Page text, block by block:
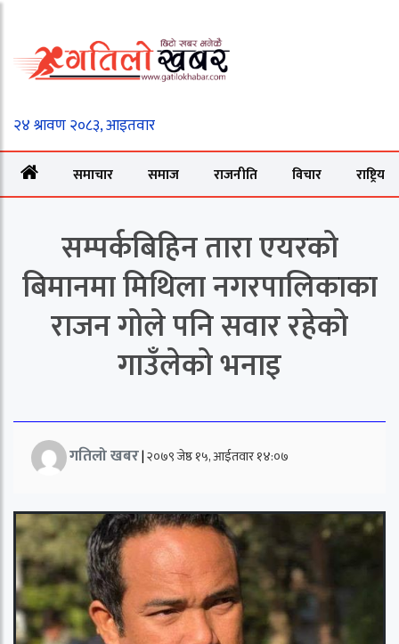
समाचार समाज राजनीति विचार राष्ट्रिय
सम्पर्कबिहिन तारा एयरको
बिमानमा मिथिला नगरपालिकाका
राजन गोले पनि सवार रहेको
गाउँलेको भनाइ
गतिलो खबर|२०७९ जेष्ठ १५, आईतवार १४:०७